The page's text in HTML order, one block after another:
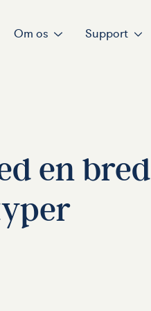
Om os Support
en bred